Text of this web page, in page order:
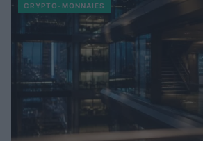
CRYPTO-MONNAIES